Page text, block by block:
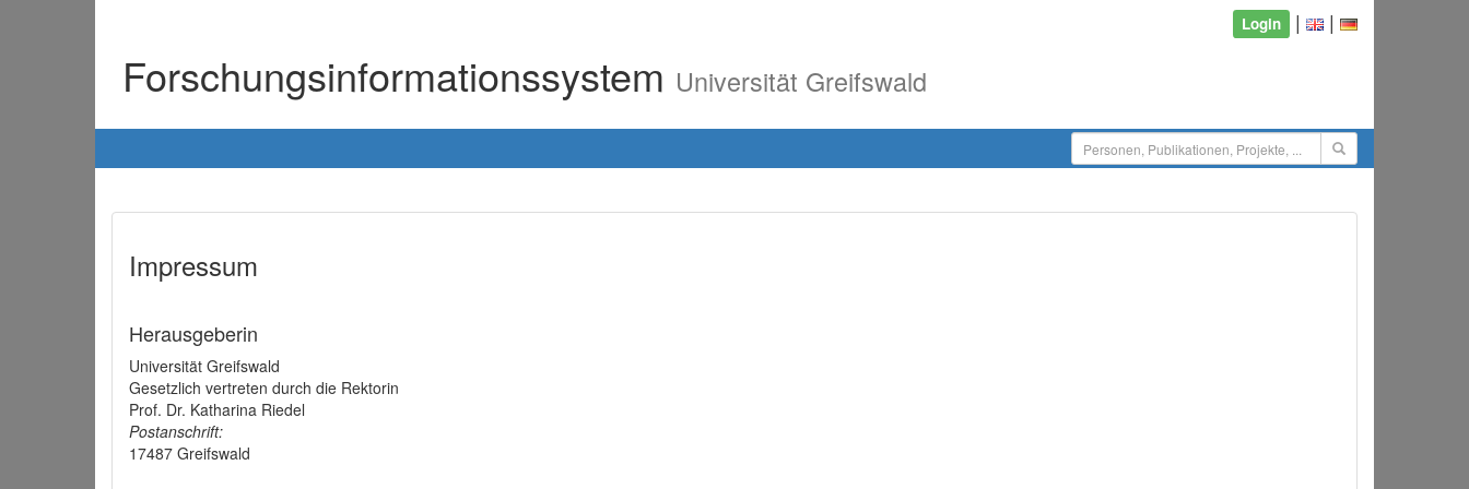
Login | |
Forschungsinformationssystem Universität Greifswald
Impressum
Herausgeberin
Universität Greifswald
Gesetzlich vertreten durch die Rektorin
Prof. Dr. Katharina Riedel
Postanschrift:
17487 Greifswald